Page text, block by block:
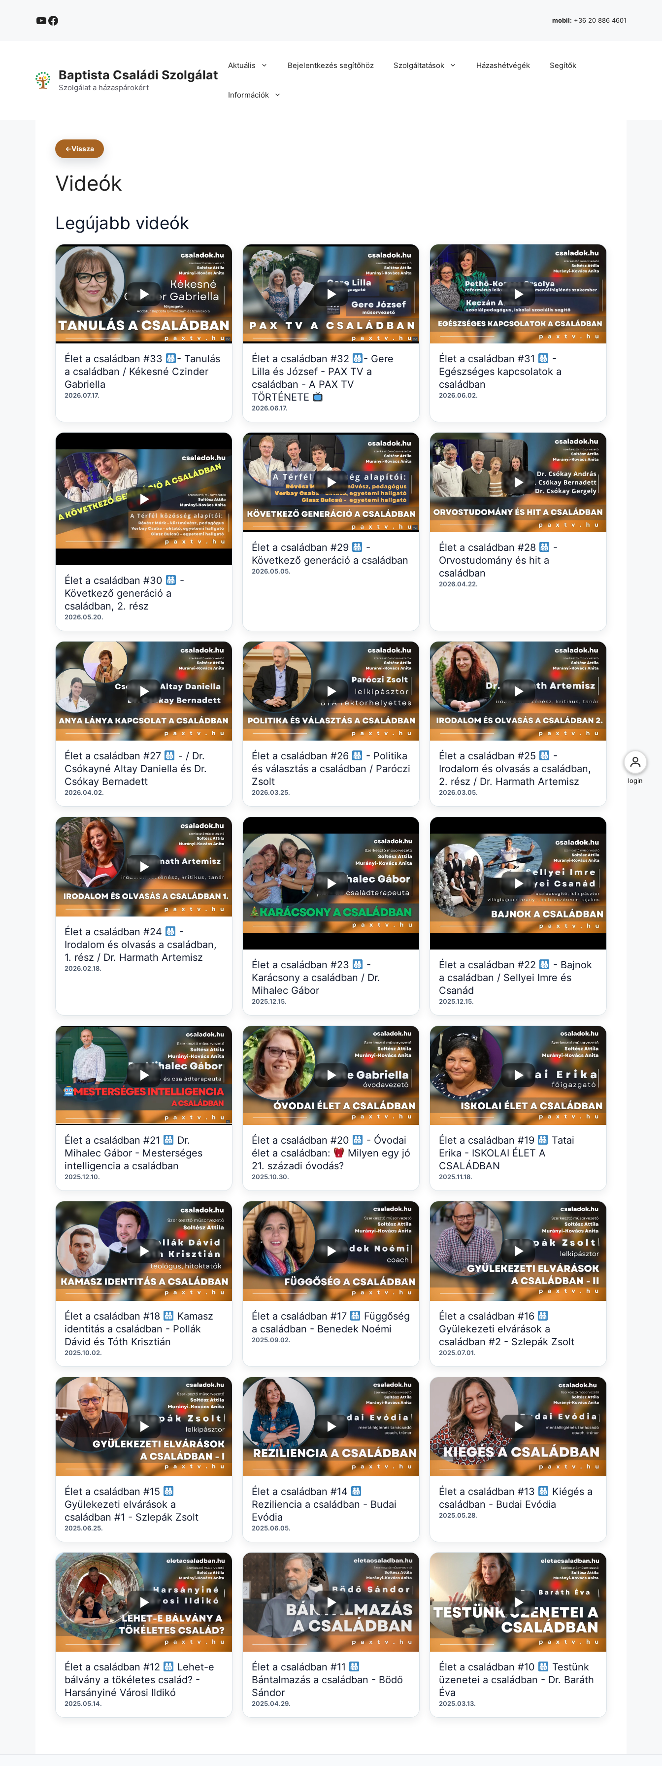
mobil: +36 20 886 4601
YouTube
Facebook
Baptista Családi Szolgálat
Szolgálat a házaspárokért
Aktuális Bejelentkezés segítőhöz Szolgáltatások Házashétvégék Segítők
Információk
←Vissza
Videók
Legújabb videók
Élet a családban #33
- Tanulás
a családban / Kékesné Czinder
Gabriella
2026.07.17.
Élet a családban #32
- Gere
Lilla és József - PAX TV a
családban - A PAX TV
TÖRTÉNETE
2026.06.17.
Élet a családban #31
-
Egészséges kapcsolatok a
családban
2026.06.02.
Élet a családban #30
-
Következő generáció a
családban, 2. rész
2026.05.20.
Élet a családban #29
-
Következő generáció a családban
2026.05.05.
Élet a családban #28
-
Orvostudomány és hit a
családban
2026.04.22.
Élet a családban #27
- / Dr.
Csókayné Altay Daniella és Dr.
Csókay Bernadett
2026.04.02.
Élet a családban #26
- Politika
és választás a családban / Paróczi
Zsolt
2026.03.25.
Élet a családban #25
-
Irodalom és olvasás a családban,
2. rész / Dr. Harmath Artemisz
2026.03.05.
Élet a családban #24
-
Irodalom és olvasás a családban,
1. rész / Dr. Harmath Artemisz
2026.02.18. Élet a családban #23
-
Karácsony a családban / Dr.
Mihalec Gábor
2025.12.15.
Élet a családban #22
- Bajnok
a családban / Sellyei Imre és
Csanád
2025.12.15.
Élet a családban #21
Dr.
Mihalec Gábor - Mesterséges
intelligencia a családban
2025.12.10.
Élet a családban #20
- Óvodai
élet a családban:
Milyen egy jó
21. századi óvodás?
2025.10.30.
Élet a családban #19
Tatai
Erika - ISKOLAI ÉLET A
CSALÁDBAN
2025.11.18.
Élet a családban #18
Kamasz
identitás a családban - Pollák
Dávid és Tóth Krisztián
2025.10.02.
Élet a családban #17
Függőség
a családban - Benedek Noémi
2025.09.02.
Élet a családban #16
Gyülekezeti elvárások a
családban #2 - Szlepák Zsolt
2025.07.01.
Élet a családban #15
Gyülekezeti elvárások a
családban #1 - Szlepák Zsolt
2025.06.25.
Élet a családban #14
Reziliencia a családban - Budai
Evódia
2025.06.05.
Élet a családban #13
Kiégés a
családban - Budai Evódia
2025.05.28.
Élet a családban #12
Lehet-e
bálvány a tökéletes család? -
Harsányiné Városi Ildikó
2025.05.14.
Élet a családban #11
Bántalmazás a családban - Bödő
Sándor
2025.04.29.
Élet a családban #10
Testünk
üzenetei a családban - Dr. Baráth
Éva
2025.03.13.
login